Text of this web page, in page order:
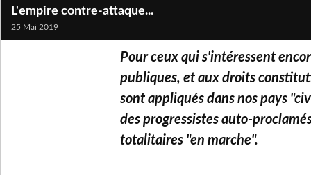
L'empire contre-attaque...
25 Mai 2019
Pour ceux qui s'intéressent
publiques, et aux droits
sont appliqués dans nos pays
des progressistes auto-
totalitaires "en marche".